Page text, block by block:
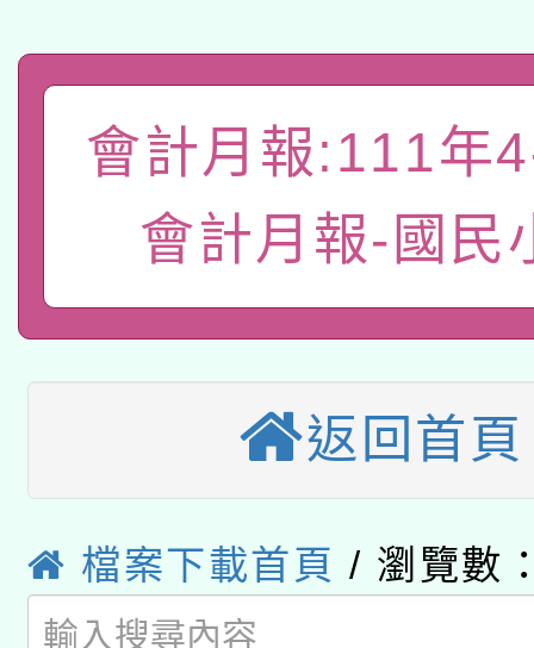
礎課程
A3數位素養講師名單
「數位內容與教學軟體
pilot」
有關大陸委員會函釋公
薪期間赴陸應申請許可
轉知經濟部水利署委託
業技術研究院辦理「
用水績優單位及節水達
115年8月22日(星期六
桃園市孔廟祈福系列
開 智慧啟航」
2026年桃園地景藝術
本校115學年度第2次
招甄選結果公告(無人
招)
適應運動共學行動站研
本館辦理115年度閱讀
暨閱讀推動專業研習
科技賦能─人工智慧
會計月報:111年
會計月報-國民
返回首頁
檔案下載首頁 / 瀏覽數